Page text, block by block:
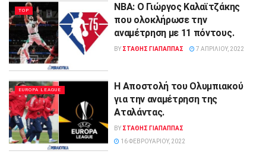
TOP
NBA: O Γιώργος Καλαϊτζάκης
που ολοκλήρωσε την
αναμέτρηση με 11 πόντους.
BY ΣΤΑΘΗΣ ΓΊΑΠΑΠΠΑΣ 7 ΑΠΡΙΛΊΟΥ, 2022
EUROPA LEAGUE
Η Αποστολή του Ολυμπιακού
για την αναμέτρηση της
Αταλάντας.
BY ΣΤΑΘΗΣ ΓΊΑΠΑΠΠΑΣ
16 ΦΕΒΡΟΥΑΡΊΟΥ, 2022